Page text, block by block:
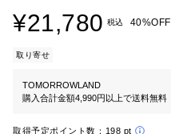
¥21,780 税込 40%OFF
取り寄せ
TOMORROWLAND
購入合計金額4,990円以上で送料無料
取得予定ポイント数： 198 pt